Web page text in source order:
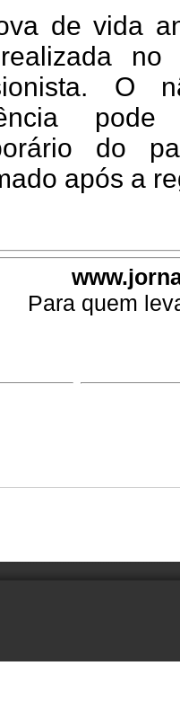
de vida
no
O
do
após a
Para quem